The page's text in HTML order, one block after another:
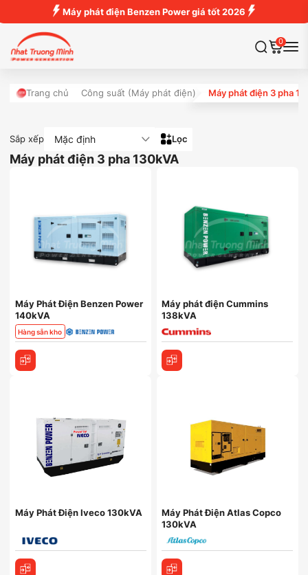
Máy phát điện Benzen Power giá tốt 2026
0
Trang chủ Công suất (Máy phát điện) Máy phát điện 3 pha
Máy phát điện 3 pha 130kVA
Sắp xếp Mặc định Lọc
Máy Phát Điện Benzen Power
140kVA
Hàng sẵn kho
Máy phát điện Cummins
138kVA
Máy Phát Điện Iveco 130kVA
Máy Phát Điện Atlas Copco
130kVA